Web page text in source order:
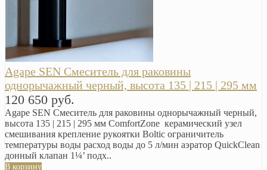
Agape SEN Смеситель для раковины
однорычажный черный, высота 135 | 215 | 295 мм
120 650 руб.
Agape SEN Смеситель для раковины однорычажный черный,
высота 135 | 215 | 295 мм ComfortZone керамический узел
смешивания крепление рукоятки Boltic ограничитель
температуры воды расход воды до 5 л/мин аэратор QuickClean
донный клапан 1¼’ подх..
В корзину